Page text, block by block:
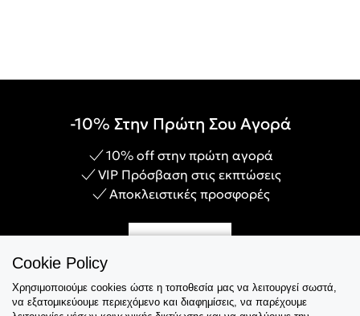
-10% Στην Πρώτη Σου Αγορά
10% off στην πρώτη αγορά
VIP Πρόσβαση στις εκπτώσεις
Αποκλειστικές προσφορές
Cookie Policy
Χρησιμοποιούμε cookies ώστε η τοποθεσία μας να λειτουργεί σωστά,
να εξατομικεύουμε περιεχόμενο και διαφημίσεις, να παρέχουμε